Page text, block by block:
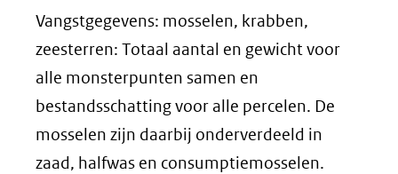
Vangstgegevens: mosselen, krabben,
zeesterren: Totaal aantal en gewicht voor
alle monsterpunten samen en
bestandsschatting voor alle percelen. De
mosselen zijn daarbij onderverdeeld in
zaad, halfwas en consumptiemosselen.